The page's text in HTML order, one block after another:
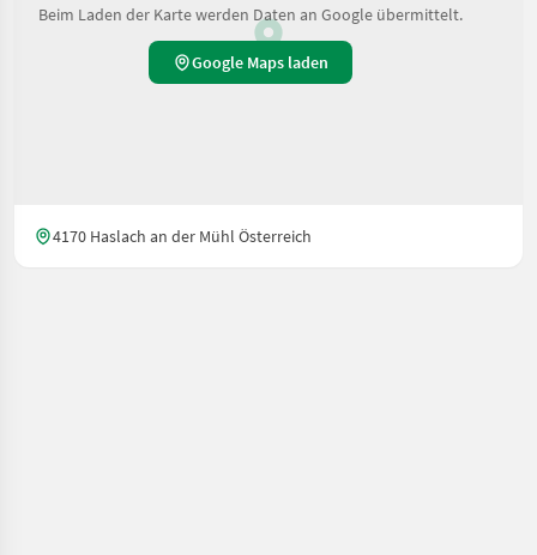
Beim Laden der Karte werden Daten an Google übermittelt.
Google Maps laden
4170 Haslach an der Mühl Österreich